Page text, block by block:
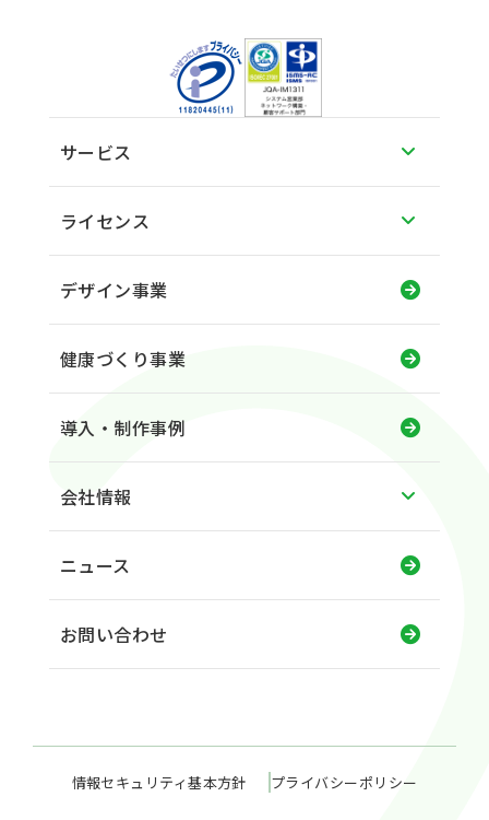
サービス
ライセンス
デザイン事業
健康づくり事業
導入・制作事例
会社情報
ニュース
お問い合わせ
情報セキュリティ基本方針 プライバシーポリシー